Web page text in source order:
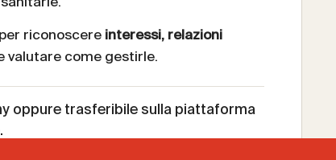
riconoscere interessi, relazioni
valutare come gestirle.